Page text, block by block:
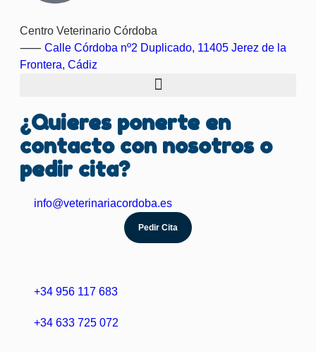
Centro Veterinario Córdoba
⸺ Calle Córdoba nº2 Duplicado, 11405 Jerez de la
Frontera, Cádiz
¿Quieres ponerte en
contacto con nosotros o
pedir cita?
info@veterinariacordoba.es
Pedir Cita
+34 956 117 683
+34 633 725 072